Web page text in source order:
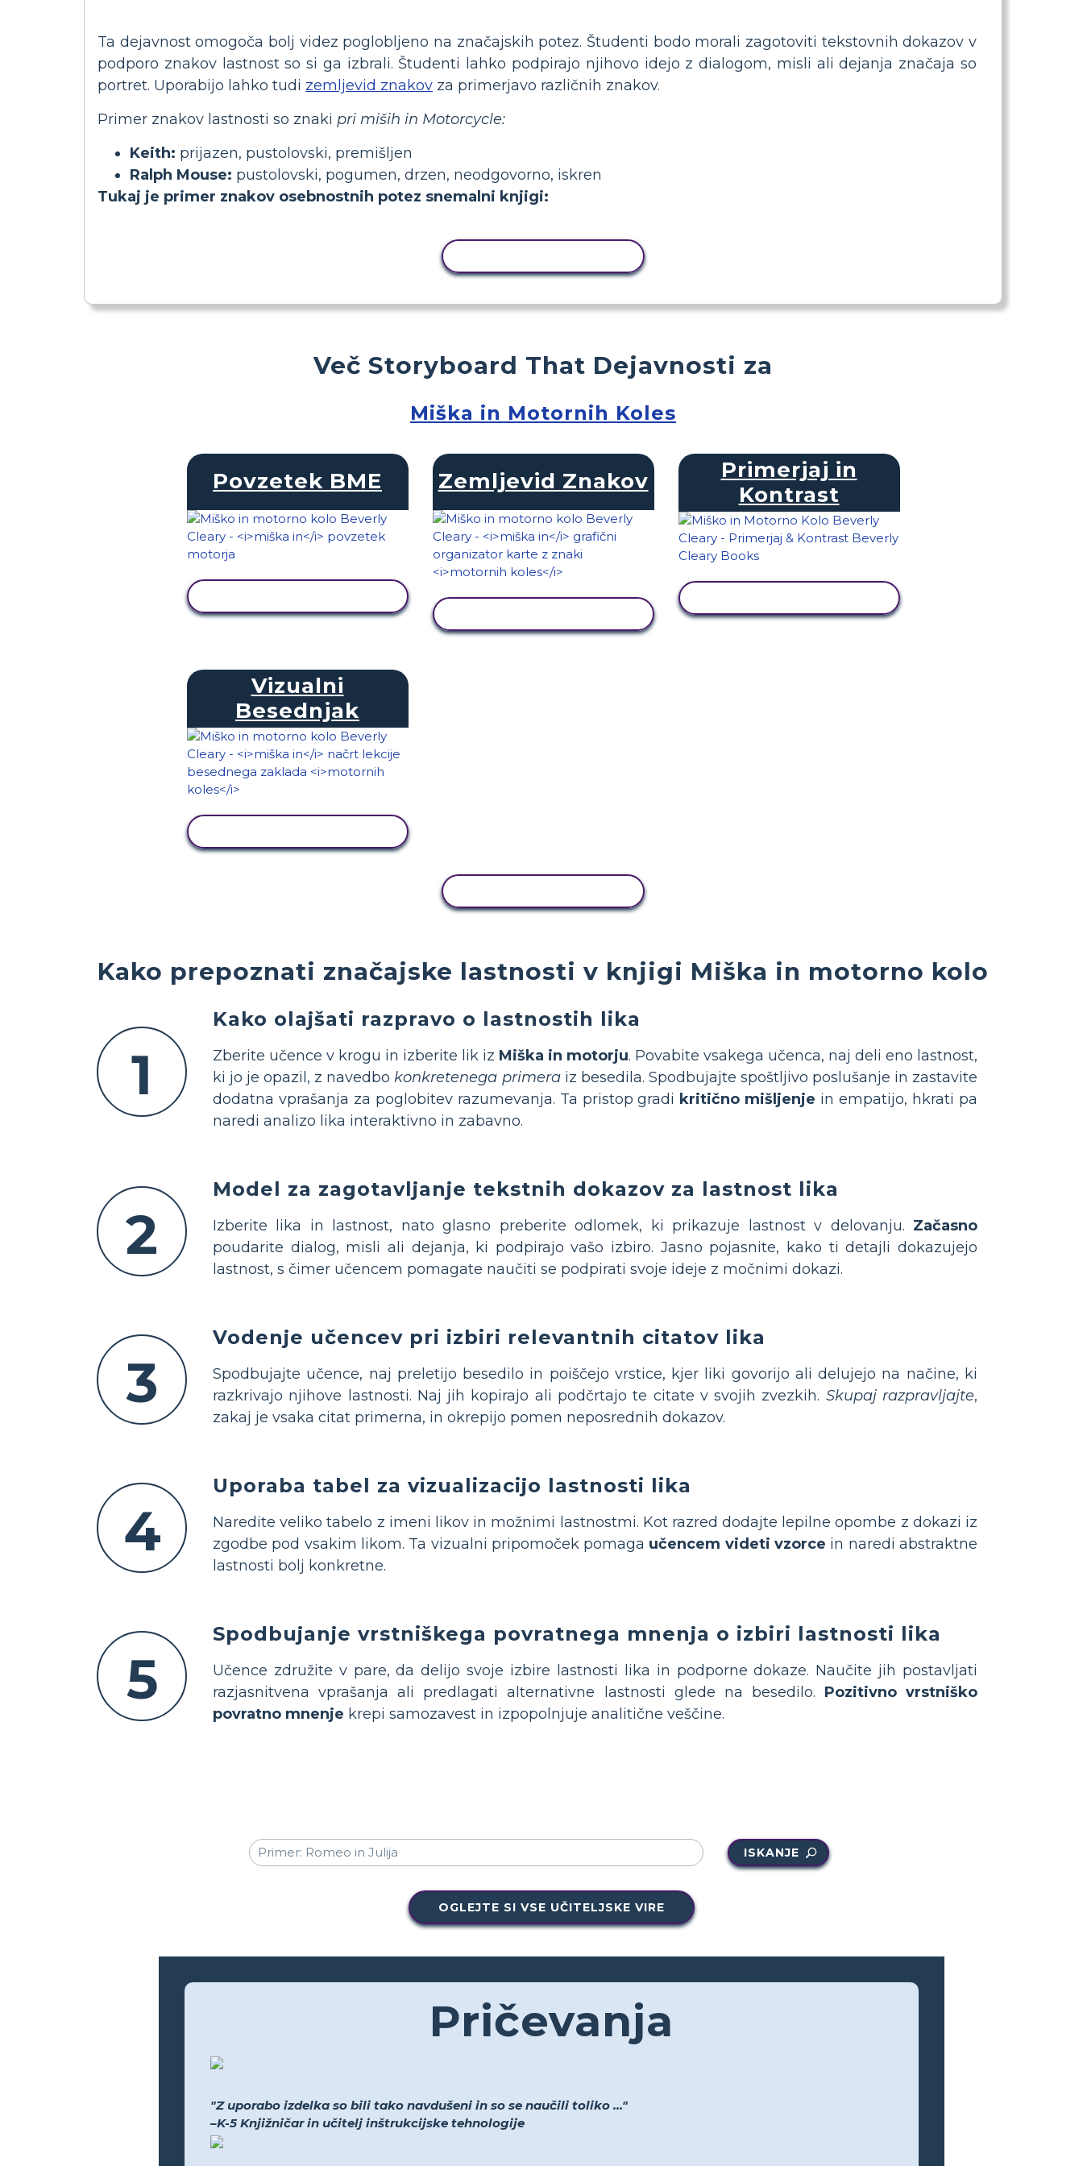
Ta dejavnost omogoča bolj videz poglobljeno na značajskih potez. Študenti bodo morali zagotoviti tekstovnih dokazov v
podporo znakov lastnost so si ga izbrali. Študenti lahko podpirajo njihovo idejo z dialogom, misli ali dejanja značaja so
portret. Uporabijo lahko tudi zemljevid znakov za primerjavo različnih znakov.
Primer znakov lastnosti so znaki pri miših in Motorcycle:
Keith: prijazen, pustolovski, premišljen
Ralph Mouse: pustolovski, pogumen, drzen, neodgovorno, iskren
Tukaj je primer znakov osebnostnih potez snemalni knjigi:
Kako prepoznati značajske lastnosti v knjigi Miška in motorno kolo
1
Kako olajšati razpravo o lastnostih lika
Zberite učence v krogu in izberite lik iz Miška in motorju. Povabite vsakega učenca, naj deli eno lastnost,
ki jo je opazil, z navedbo konkretenega primeraiz besedila. Spodbujajte spoštljivo poslušanje in zastavite
dodatna vprašanja za poglobitev razumevanja. Ta pristop gradi kritično mišljenje in empatijo, hkrati pa
naredi analizo lika interaktivno in zabavno.
2
Model za zagotavljanje tekstnih dokazov za lastnost lika
Izberite lika in lastnost, nato glasno preberite odlomek, ki prikazuje lastnost v delovanju. Začasno
poudarite dialog, misli ali dejanja, ki podpirajo vašo izbiro. Jasno pojasnite, kako ti detajli dokazujejo
lastnost, s čimer učencem pomagate naučiti se podpirati svoje ideje z močnimi dokazi.
3
Vodenje učencev pri izbiri relevantnih citatov lika
Spodbujajte učence, naj preletijo besedilo in poiščejo vrstice, kjer liki govorijo ali delujejo na načine, ki
razkrivajo njihove lastnosti. Naj jih kopirajo ali podčrtajo te citate v svojih zvezkih. Skupaj razpravljajte,
zakaj je vsaka citat primerna, in okrepijo pomen neposrednih dokazov.
4
Uporaba tabel za vizualizacijo lastnosti lika
Naredite veliko tabelo z imeni likov in možnimi lastnostmi. Kot razred dodajte lepilne opombe z dokazi iz
zgodbe pod vsakim likom. Ta vizualni pripomoček pomaga učencem videti vzorce in naredi abstraktne
lastnosti bolj konkretne.
5
Spodbujanje vrstniškega povratnega mnenja o izbiri lastnosti lika
Učence združite v pare, da delijo svoje izbire lastnosti lika in podporne dokaze. Naučite jih postavljati
razjasnitvena vprašanja ali predlagati alternativne lastnosti glede na besedilo. Pozitivno vrstniško
povratno mnenje krepi samozavest in izpopolnjuje analitične veščine.
Več Storyboard That Dejavnosti za
Miška in Motornih Koles
Povzetek BME Zemljevid Znakov
Primerjaj in
Kontrast
Vizualni
Besednjak
ISKANJE
OGLEJTE SI VSE UČITELJSKE VIRE
Pričevanja
"Z uporabo izdelka so bili tako navdušeni in so se naučili toliko ..."
–K-5 Knjižničar in učitelj inštrukcijske tehnologije